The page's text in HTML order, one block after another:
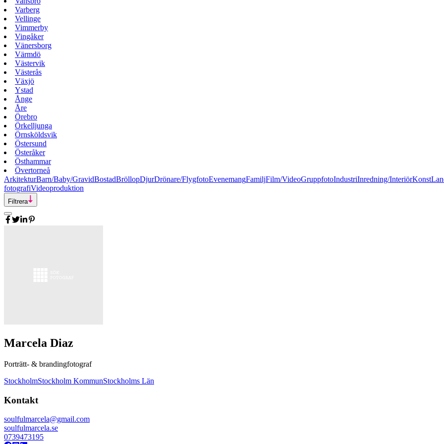
Varberg
Vellinge
Vimmerby
Vingåker
Vänersborg
Värmdö
Västervik
Västerås
Växjö
Ystad
Ånge
Åre
Örebro
Örkelljunga
Örnsköldsvik
Östersund
Österåker
Östhammar
Övertorneå
ArkitekturBarn/Baby/GravidBostadBröllopDjurDrönare/FlygfotoEvenemangFamiljFilm/VideoGruppfotoIndustriInredning/InteriörKonst
fotografiVideoproduktion
Filtrera
Marcela Diaz
Porträtt- & brandingfotograf
StockholmStockholm KommunStockholms Län
Kontakt
soulfulmarcela@gmail.com
soulfulmarcela.se
0739473195